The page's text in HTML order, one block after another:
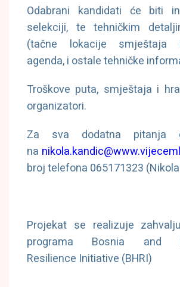
Odabrani kandidati će biti
selekciji, te tehničkim
(tačne lokacije smještaja
agenda, i ostale tehničke
Troškove puta, smještaja i
organizatori.
Za sva dodatna pitanja
na
broj telefona 065171323
Projekat se realizuje
programa Bosnia and
Resilience Initiative (BHRI)